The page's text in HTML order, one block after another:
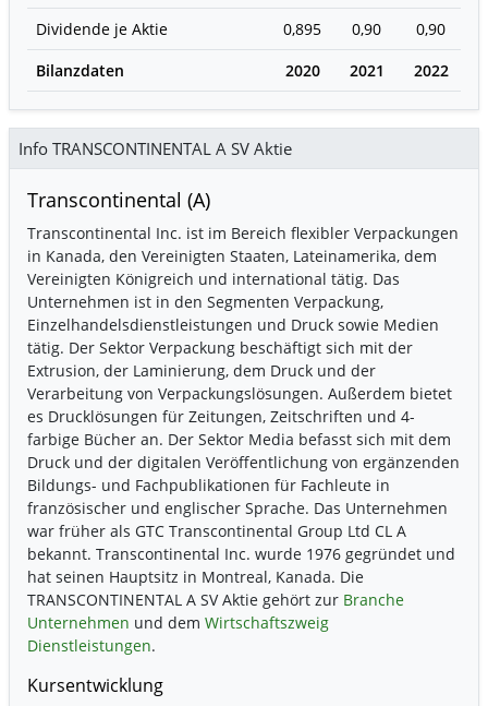
Dividende je Aktie
0,895 0,90 0,90
Bilanzdaten
2020 2021 2022
Info TRANSCONTINENTAL A SV Aktie
Transcontinental (A)
Transcontinental Inc. ist im Bereich flexibler Verpackungen
in Kanada, den Vereinigten Staaten, Lateinamerika, dem
Vereinigten Königreich und international tätig. Das
Unternehmen ist in den Segmenten Verpackung,
Einzelhandelsdienstleistungen und Druck sowie Medien
tätig. Der Sektor Verpackung beschäftigt sich mit der
Extrusion, der Laminierung, dem Druck und der
Verarbeitung von Verpackungslösungen. Außerdem bietet
es Drucklösungen für Zeitungen, Zeitschriften und 4-
farbige Bücher an. Der Sektor Media befasst sich mit dem
Druck und der digitalen Veröffentlichung von ergänzenden
Bildungs- und Fachpublikationen für Fachleute in
französischer und englischer Sprache. Das Unternehmen
war früher als GTC Transcontinental Group Ltd CL A
bekannt. Transcontinental Inc. wurde 1976 gegründet und
hat seinen Hauptsitz in Montreal, Kanada. Die
TRANSCONTINENTAL A SV Aktie gehört zur Branche
Unternehmen und dem Wirtschaftszweig
Dienstleistungen.
Kursentwicklung